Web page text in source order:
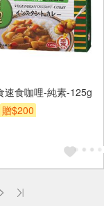
速食咖哩-純素-125g
贈$200